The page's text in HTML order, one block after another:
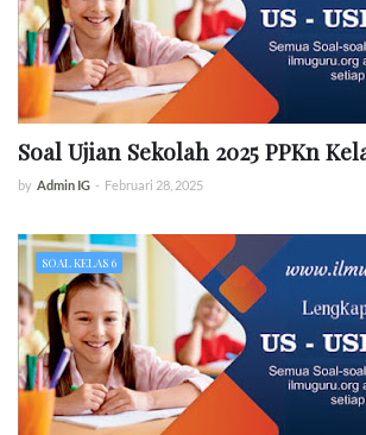
Soal Ujian Sekolah 2025 PPKn
by Admin IG - Februari 28, 2025
SOAL KELAS 6